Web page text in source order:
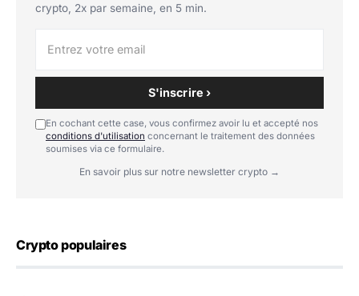
crypto, 2x par semaine, en 5 min.
S'inscrire ›
En cochant cette case, vous confirmez avoir lu et accepté nos
conditions d'utilisation concernant le traitement des données
soumises via ce formulaire.
En savoir plus sur notre newsletter crypto →
Crypto populaires